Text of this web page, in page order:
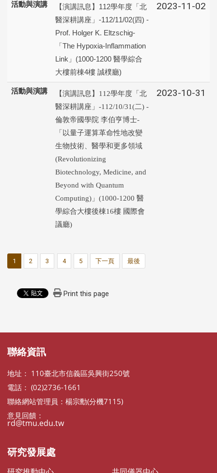
活動與演講
【演講訊息】112學年度「北
醫深耕講座」-112/11/02(四) -
Prof. Holger K. Eltzschig-
「The Hypoxia-Inflammation
Link」(1000-1200 醫學綜合
大樓前棟4樓 誠樸廳)
2023-11-02
活動與演講
【演講訊息】112學年度「北
醫深耕講座」-112/10/31(二) -
倫敦帝國學院 李伯亨博士-
「以量子運算革命性地改變
生物技術、醫學和更多領域
(Revolutionizing
Biotechnology, Medicine, and
Beyond with Quantum
Computing)」(1000-1200 醫
學綜合大樓後棟16樓 國際會
議廳)
2023-10-31
1 2 3 4 5 下一頁 最後
Print this page
聯絡資訊
地址： 110臺北市信義區吳興街250號
電話： (02)2736-1661
聯絡網站管理員：楊宗勳(分機7115)
意見回饋：
rd@tmu.edu.tw
研究發展處